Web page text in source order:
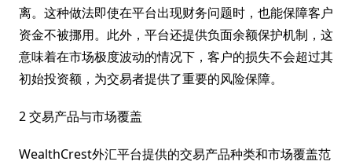
离。这种做法即使在平台出现财务问题时，也能保障客户
资金不被挪用。此外，平台还提供负面余额保护机制，这
意味着在市场极度波动的情况下，客户的损失不会超过其
初始投资额，为交易者提供了重要的风险保障。
2 交易产品与市场覆盖
WealthCrest外汇平台提供的交易产品种类和市场覆盖范